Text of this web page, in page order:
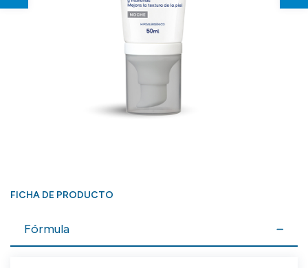
FICHA DE PRODUCTO
Fórmula